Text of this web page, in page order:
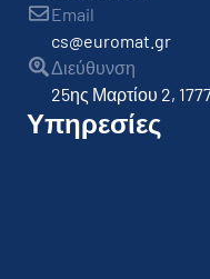
Email
cs@euromat.gr
Διεύθυνση
25ης Μαρτίου 2,
Υπηρεσίες